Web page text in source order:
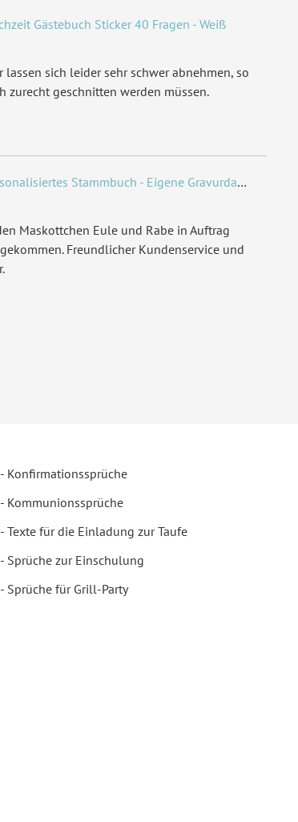
Gästebuch Sticker 40 Fragen - Weiß
sich leider sehr schwer abnehmen, so
zurecht geschnitten werden müssen.
Stammbuch - Eigene Gravurdatei hochladen
Maskottchen Eule und Rabe in Auftrag
Freundlicher Kundenservice und
Konfirmationssprüche
Kommunionssprüche
Texte für die Einladung zur Taufe
Sprüche zur Einschulung
Sprüche für Grill-Party